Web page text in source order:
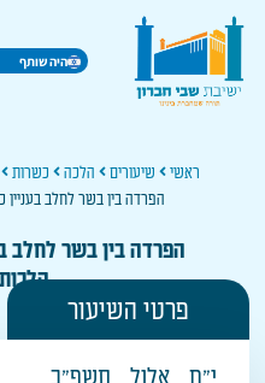
היה שותף
ראשי שיעורים הלכה כשרות
הפרדה בין בשר לחלב בעניין כלים
פרטי השיעור